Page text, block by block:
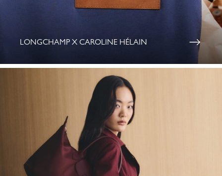
LONGCHAMP X CAROLINE HÉLAIN